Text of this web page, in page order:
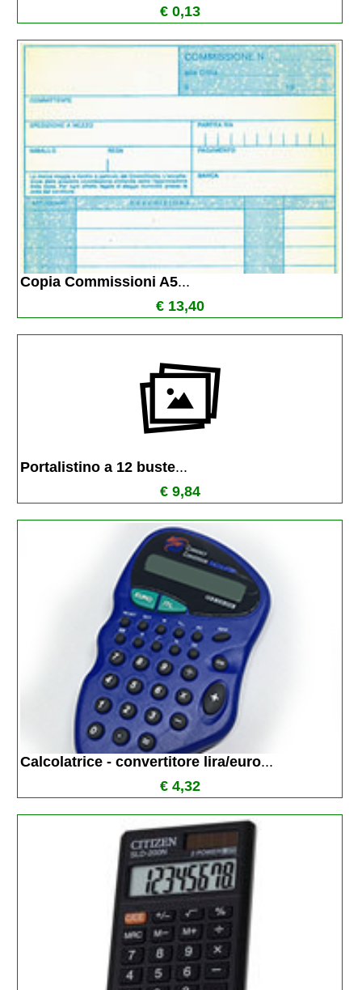
€ 0,13
Copia Commissioni A5...
€ 13,40
Portalistino a 12 buste...
€ 9,84
Calcolatrice - convertitore lira/euro...
€ 4,32